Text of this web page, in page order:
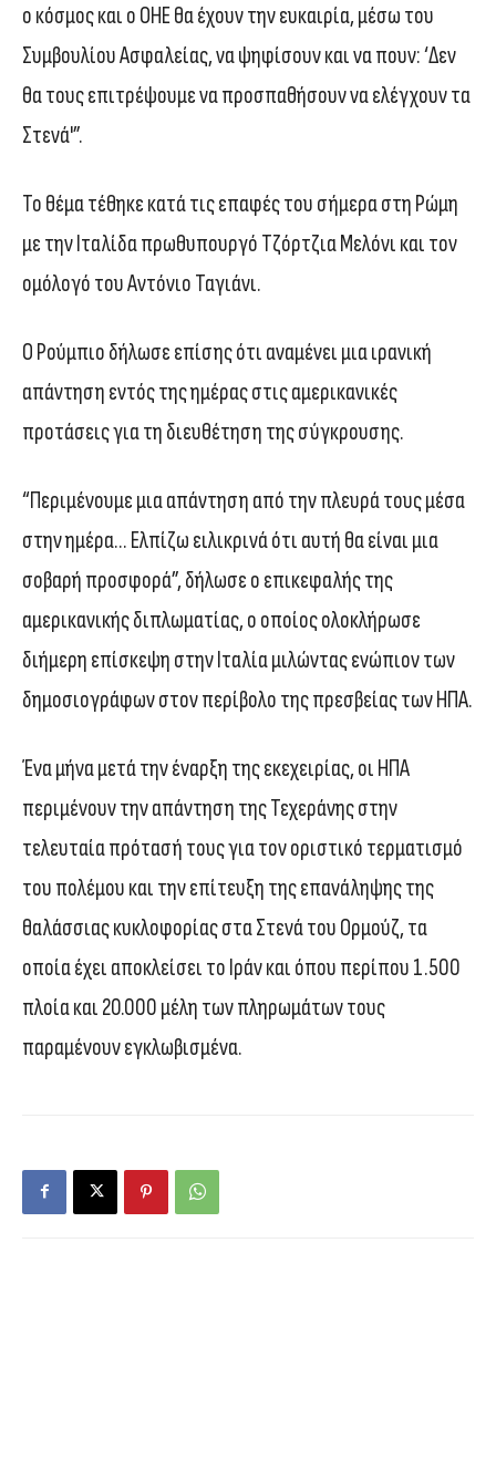
ο κόσμος και ο ΟΗΕ θα έχουν την ευκαιρία, μέσω του
Συμβουλίου Ασφαλείας, να ψηφίσουν και να πουν: ‘Δεν
θα τους επιτρέψουμε να προσπαθήσουν να ελέγχουν τα
Στενά'”.
Το θέμα τέθηκε κατά τις επαφές του σήμερα στη Ρώμη
με την Ιταλίδα πρωθυπουργό Τζόρτζια Μελόνι και τον
ομόλογό του Αντόνιο Ταγιάνι.
Ο Ρούμπιο δήλωσε επίσης ότι αναμένει μια ιρανική
απάντηση εντός της ημέρας στις αμερικανικές
προτάσεις για τη διευθέτηση της σύγκρουσης.
“Περιμένουμε μια απάντηση από την πλευρά τους μέσα
στην ημέρα… Ελπίζω ειλικρινά ότι αυτή θα είναι μια
σοβαρή προσφορά”, δήλωσε ο επικεφαλής της
αμερικανικής διπλωματίας, ο οποίος ολοκλήρωσε
διήμερη επίσκεψη στην Ιταλία μιλώντας ενώπιον των
δημοσιογράφων στον περίβολο της πρεσβείας των ΗΠΑ.
Ένα μήνα μετά την έναρξη της εκεχειρίας, οι ΗΠΑ
περιμένουν την απάντηση της Τεχεράνης στην
τελευταία πρότασή τους για τον οριστικό τερματισμό
του πολέμου και την επίτευξη της επανάληψης της
θαλάσσιας κυκλοφορίας στα Στενά του Ορμούζ, τα
οποία έχει αποκλείσει το Ιράν και όπου περίπου 1.500
πλοία και 20.000 μέλη των πληρωμάτων τους
παραμένουν εγκλωβισμένα.